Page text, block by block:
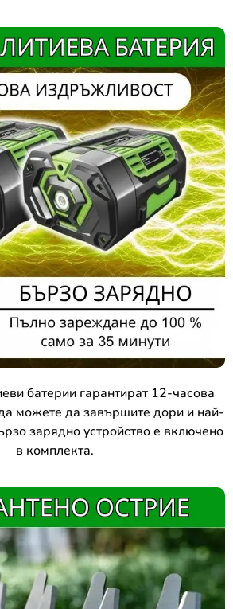
батерии гарантират 12-часова
можете да завършите дори и най-
зарядно устройство е включено
в комплекта.